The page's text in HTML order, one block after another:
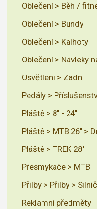
Oblečení > Běh /
Oblečení > Bundy
Oblečení > Kalhoty
Oblečení > Návleky
Osvětlení > Zadní
Pedály >
Pláště > 8" - 24"
Pláště > MTB 26" >
Pláště > TREK 28"
Přesmykače > MTB
Přilby > Přilby >
Reklamní předměty